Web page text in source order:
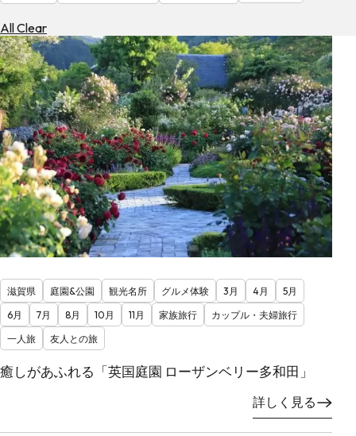
All Clear
滋賀県 庭園&公園 観光名所 グルメ体験 3月 4月
5月
6月
7月 8月 10月 11月 家族旅行
カップル・夫婦旅行
一人旅
友人との旅
癒しがあふれる「英国庭園 ローザンベリー多和田」
詳しく見る